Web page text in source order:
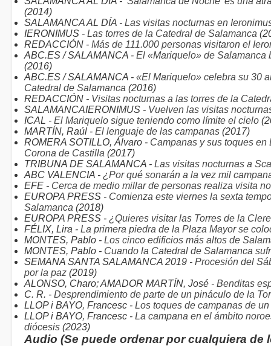
(2014)
SALAMANCA AL DÍA - Las visitas nocturnas en
IERONIMUS - Las torres de la Catedral de Salamanca
REDACCIÓN - Más de 111.000 personas visitaron el
ABC.ES / SALAMANCA - El «Mariquelo» de Salamanca
(2016)
ABC.ES / SALAMANCA - «El Mariquelo» celebra su 30
Catedral de Salamanca (2016)
REDACCIÓN - Visitas nocturnas a las torres de la
SALAMANCAIERONIMUS - Vuelven las visitas
ICAL - El Mariquelo sigue teniendo como límite el cielo
MARTÍN, Raúl - El lenguaje de las campanas (2017)
ROMERA SOTILLO, Álvaro - Campanas y sus toques en
Corona de Castilla (2017)
TRIBUNA DE SALAMANCA - Las visitas nocturnas a
ABC VALENCIA - ¿Por qué sonarán a la vez mil
EFE - Cerca de medio millar de personas realiza visita
EUROPA PRESS - Comienza este viernes la sexta
Salamanca (2018)
EUROPA PRESS - ¿Quieres visitar las Torres de la
FÉLIX, Lira - La primera piedra de la Plaza Mayor se
MONTES, Pablo - Los cinco edificios más altos de
MONTES, Pablo - Cuando la Catedral de Salamanca
SEMANA SANTA SALAMANCA 2019 - Procesión del
por la paz (2019)
ALONSO, Charo; AMADOR MARTÍN, José - Benditas
C. R. - Desprendimiento de parte de un pináculo de la
LLOP i BAYO, Francesc - Los toques de campanas de
LLOP i BAYO, Francesc - La campana en el ámbito
diócesis (2023)
Audio (Se puede ordenar por cualquiera de